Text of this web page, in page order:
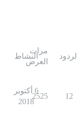
الردود
مرات
العرض
النشاط
12
2525
6 أكتوبر
2018